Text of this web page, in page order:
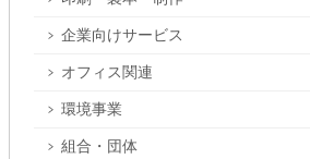
企業向けサービス
オフィス関連
環境事業
組合・団体